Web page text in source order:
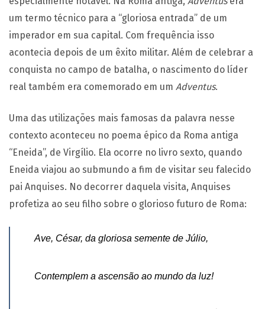
um termo técnico para a “gloriosa entrada” de um
imperador em sua capital. Com frequência isso
acontecia depois de um êxito militar. Além de celebrar a
conquista no campo de batalha, o nascimento do líder
real também era comemorado em um Adventus.
Uma das utilizações mais famosas da palavra nesse
contexto aconteceu no poema épico da Roma antiga
“Eneida”, de Virgílio. Ela ocorre no livro sexto, quando
Eneida viajou ao submundo a fim de visitar seu falecido
pai Anquises. No decorrer daquela visita, Anquises
profetiza ao seu filho sobre o glorioso futuro de Roma:
Ave, César, da gloriosa semente de Júlio,
Contemplem a ascensão ao mundo da luz!